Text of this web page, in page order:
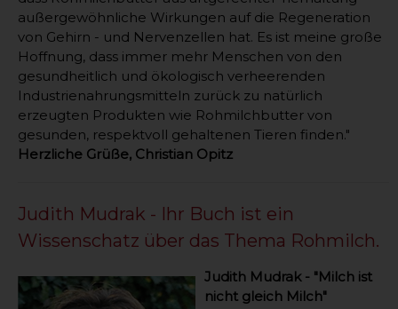
außergewöhnliche Wirkungen auf die Regeneration
von Gehirn - und Nervenzellen hat. Es ist meine große
Hoffnung, dass immer mehr Menschen von den
gesundheitlich und ökologisch verheerenden
Industrienahrungsmitteln zurück zu natürlich
erzeugten Produkten wie Rohmilchbutter von
gesunden, respektvoll gehaltenen Tieren finden."
Herzliche Grüße, Christian Opitz
Judith Mudrak - Ihr Buch ist ein
Wissenschatz über das Thema Rohmilch.
Judith Mudrak - "Milch ist
nicht gleich Milch"